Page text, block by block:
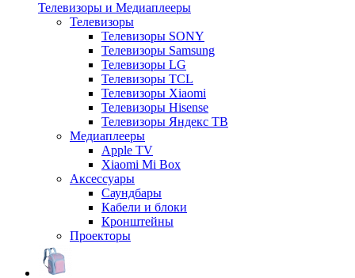
Телевизоры и Медиаплееры
Телевизоры
Телевизоры SONY
Телевизоры Samsung
Телевизоры LG
Телевизоры TCL
Телевизоры Xiaomi
Телевизоры Hisense
Телевизоры Яндекс ТВ
Медиаплееры
Apple TV
Xiaomi Mi Box
Аксессуары
Саундбары
Кабели и блоки
Кронштейны
Проекторы